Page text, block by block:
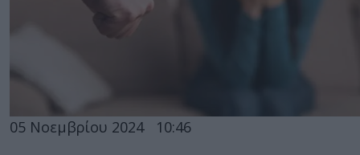
05 Νοεμβρίου 2024 10:46